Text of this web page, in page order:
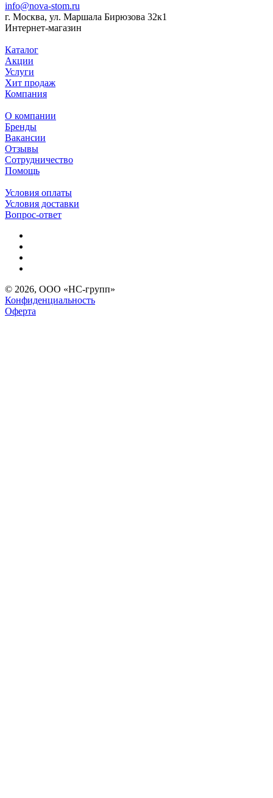
info@nova-stom.ru
г. Москва, ул. Маршала Бирюзова 32к1
Интернет-магазин
Каталог
Акции
Услуги
Хит продаж
Компания
О компании
Бренды
Вакансии
Отзывы
Сотрудничество
Помощь
Условия оплаты
Условия доставки
Вопрос-ответ
© 2026, ООО «НС-групп»
Конфиденциальность
Оферта